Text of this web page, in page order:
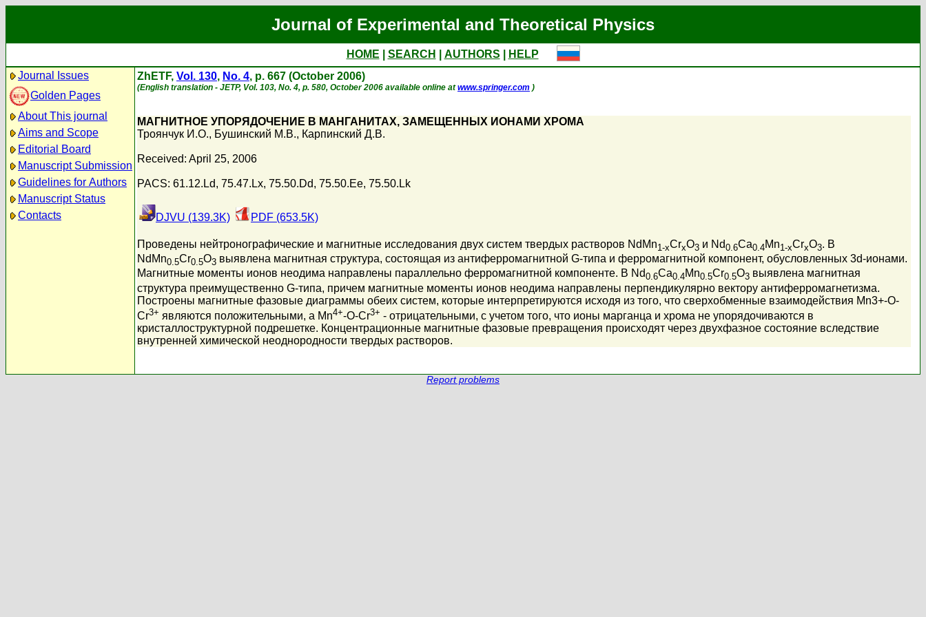
Journal of Experimental and Theoretical Physics
HOME SEARCH AUTHORS
HELP
Journal Issues
Golden Pages
About This journal
Aims and Scope
Editorial Board
Manuscript Submission
Guidelines for Authors
Manuscript Status
Contacts
ZhETF, Vol. 130, No. 4, p. 667 (October 2006)
(English translation - JETP, Vol. 103, No. 4, p. 580, October 2006 available online atwww.springer.com )
МАГНИТНОЕ УПОРЯДОЧЕНИЕ В МАНГАНИТАХ, ЗАМЕЩЕННЫХ ИОНАМИ ХРОМА
Троянчук И.О., Бушинский М.В., Карпинский Д.В.
Received: April 25, 2006
PACS: 61.12.Ld, 75.47.Lx, 75.50.Dd, 75.50.Ee, 75.50.Lk
DJVU (139.3K) PDF (653.5K)
Проведены нейтронографические и магнитные исследования двух систем твердых растворов NdMn1-xCrxO3 и Nd0.6Ca0.4Mn1-xCrxO3. B
NdMn0.5Cr0.5O3 выявлена магнитная структура, состоящая из антиферромагнитной G-типа и ферромагнитной компонент, обусловленных 3d-ионами.
Магнитные моменты ионов неодима направлены параллельно ферромагнитной компоненте. В Nd0.6Ca0.4Mn0.5Cr0.5O3 выявлена магнитная
структура преимущественно G-типа, причем магнитные моменты ионов неодима направлены перпендикулярно вектору антиферромагнетизма.
Построены магнитные фазовые диаграммы обеих систем, которые интерпретируются исходя из того, что сверхобменные взаимодействия Mn3+-O-
Cr3+ являются положительными, а Mn4+-O-Cr3+ - отрицательными, с учетом того, что ионы марганца и хрома не упорядочиваются в
кристаллоструктурной подрешетке. Концентрационные магнитные фазовые превращения происходят через двухфазное состояние вследствие
внутренней химической неоднородности твердых растворов.
Report problems